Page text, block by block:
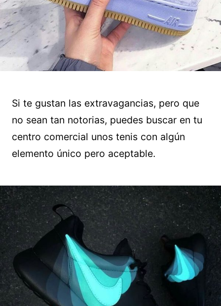
Si te gustan las extravagancias, pero que
no sean tan notorias, puedes buscar en tu
centro comercial unos tenis con algún
elemento único pero aceptable.